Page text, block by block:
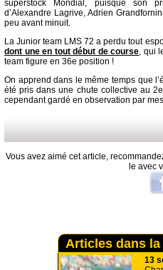
superstock Mondial, puisque son
d’Alexandre Lagrive, Adrien
peu avant minuit.
La Junior team LMS 72 a perdu tout
dont une en tout début de course, qui
team figure en 36e position !
On apprend dans le même temps que
été pris dans une chute collective au
cependant gardé en observation par
Vous avez aimé cet article,
le avec
Articles dans
13